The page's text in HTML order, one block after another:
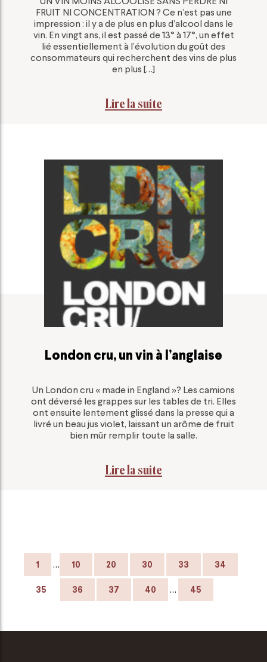
FRUIT NI CONCENTRATION ? Ce n’est pas une
impression : il y a de plus en plus d’alcool dans le
vin. En vingt ans, il est passé de 13° à 17°, un effet
lié essentiellement à l’évolution du goût des
consommateurs qui recherchent des vins de plus
en plus […]
Lire la suite
COUPS DE CŒUR
London cru, un vin à l’anglaise
Un London cru « made in England »? Les camions
ont déversé les grappes sur les tables de tri. Elles
ont ensuite lentement glissé dans la presse qui a
livré un beau jus violet, laissant un arôme de fruit
bien mûr remplir toute la salle.
Lire la suite
1 … 10 20 30 33 34
35 36 37 40 … 45